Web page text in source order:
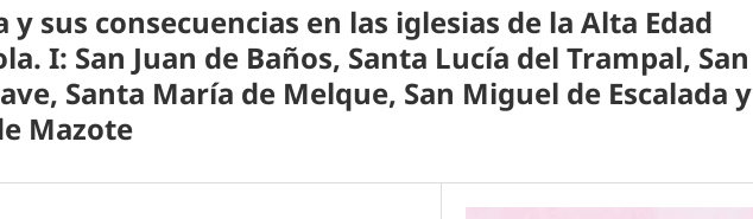
sus consecuencias en las iglesias de la Alta Edad
I: San Juan de Baños, Santa Lucía del Trampal, San
Santa María de Melque, San Miguel de Escalada y
Mazote